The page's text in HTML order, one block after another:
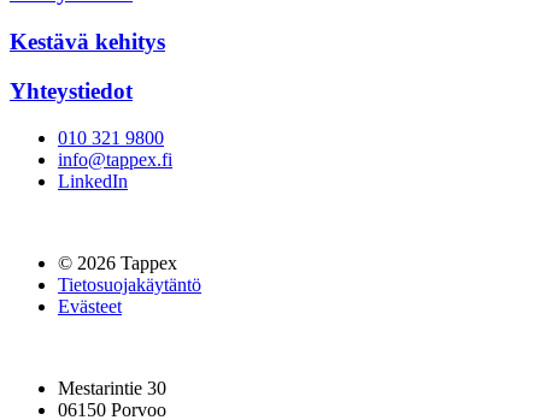
Kestävä kehitys
Yhteystiedot
010 321 9800
info@tappex.fi
LinkedIn
© 2026 Tappex
Tietosuojakäytäntö
Evästeet
Mestarintie 30
06150 Porvoo